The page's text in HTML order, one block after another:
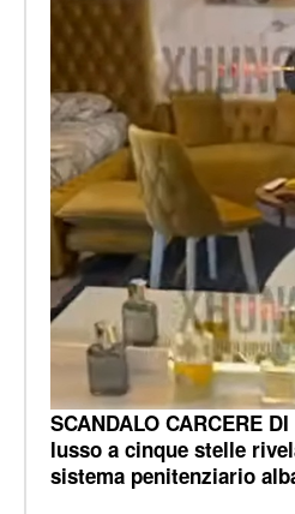
SCANDALO CARCERE
lusso a cinque stelle
sistema penitenziario